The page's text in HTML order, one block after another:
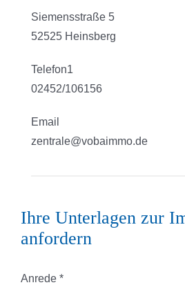
Siemensstraße 5
52525 Heinsberg
Telefon1
02452/106156
Email
zentrale@vobaimmo.de
Ihre Unterlagen zur
anfordern
Anrede Pflichtfeld
*